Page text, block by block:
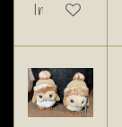
In winkelwagen